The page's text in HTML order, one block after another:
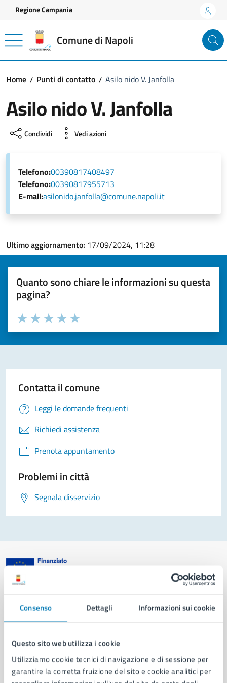
Consenso Dettagli Informazioni sui cookie
Questo sito web utilizza i cookie
Utilizziamo cookie tecnici di navigazione e di sessione per
garantire la corretta fruizione del sito e cookie analitici per
Vai ai contenuti
Vai al footer
Regione Campania
Comune di Napoli
Home Punti di contatto Asilo nido V. Janfolla
Asilo nido V. Janfolla
Condividi Vedi azioni
Telefono:00390817408497
Telefono:00390817955713
E-mail:asilonido.janfolla@comune.napoli.it
Ultimo aggiornamento: 17/09/2024, 11:28
Quanto sono chiare le informazioni su questa
pagina?
Valuta la chiarezza delle informazioni (da 1 a 5 stelle)
Seleziona il numero di stelle per valutare la chiarezza delle
Valuta 5 stelle su 5
Valuta 4 stelle su 5
Valuta 3 stelle su 5
Valuta 2 stelle su 5
Valuta 1 stelle su 5
Contatta il comune
Leggi le domande frequenti
Richiedi assistenza
Prenota appuntamento
Problemi in città
Segnala disservizio
Aree amministrative
Organi di governo
Municipalità
Uffici